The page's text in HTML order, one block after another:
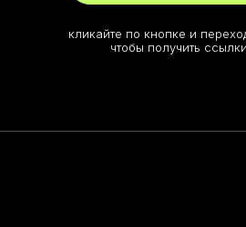
кликайте по кнопке и
чтобы получить